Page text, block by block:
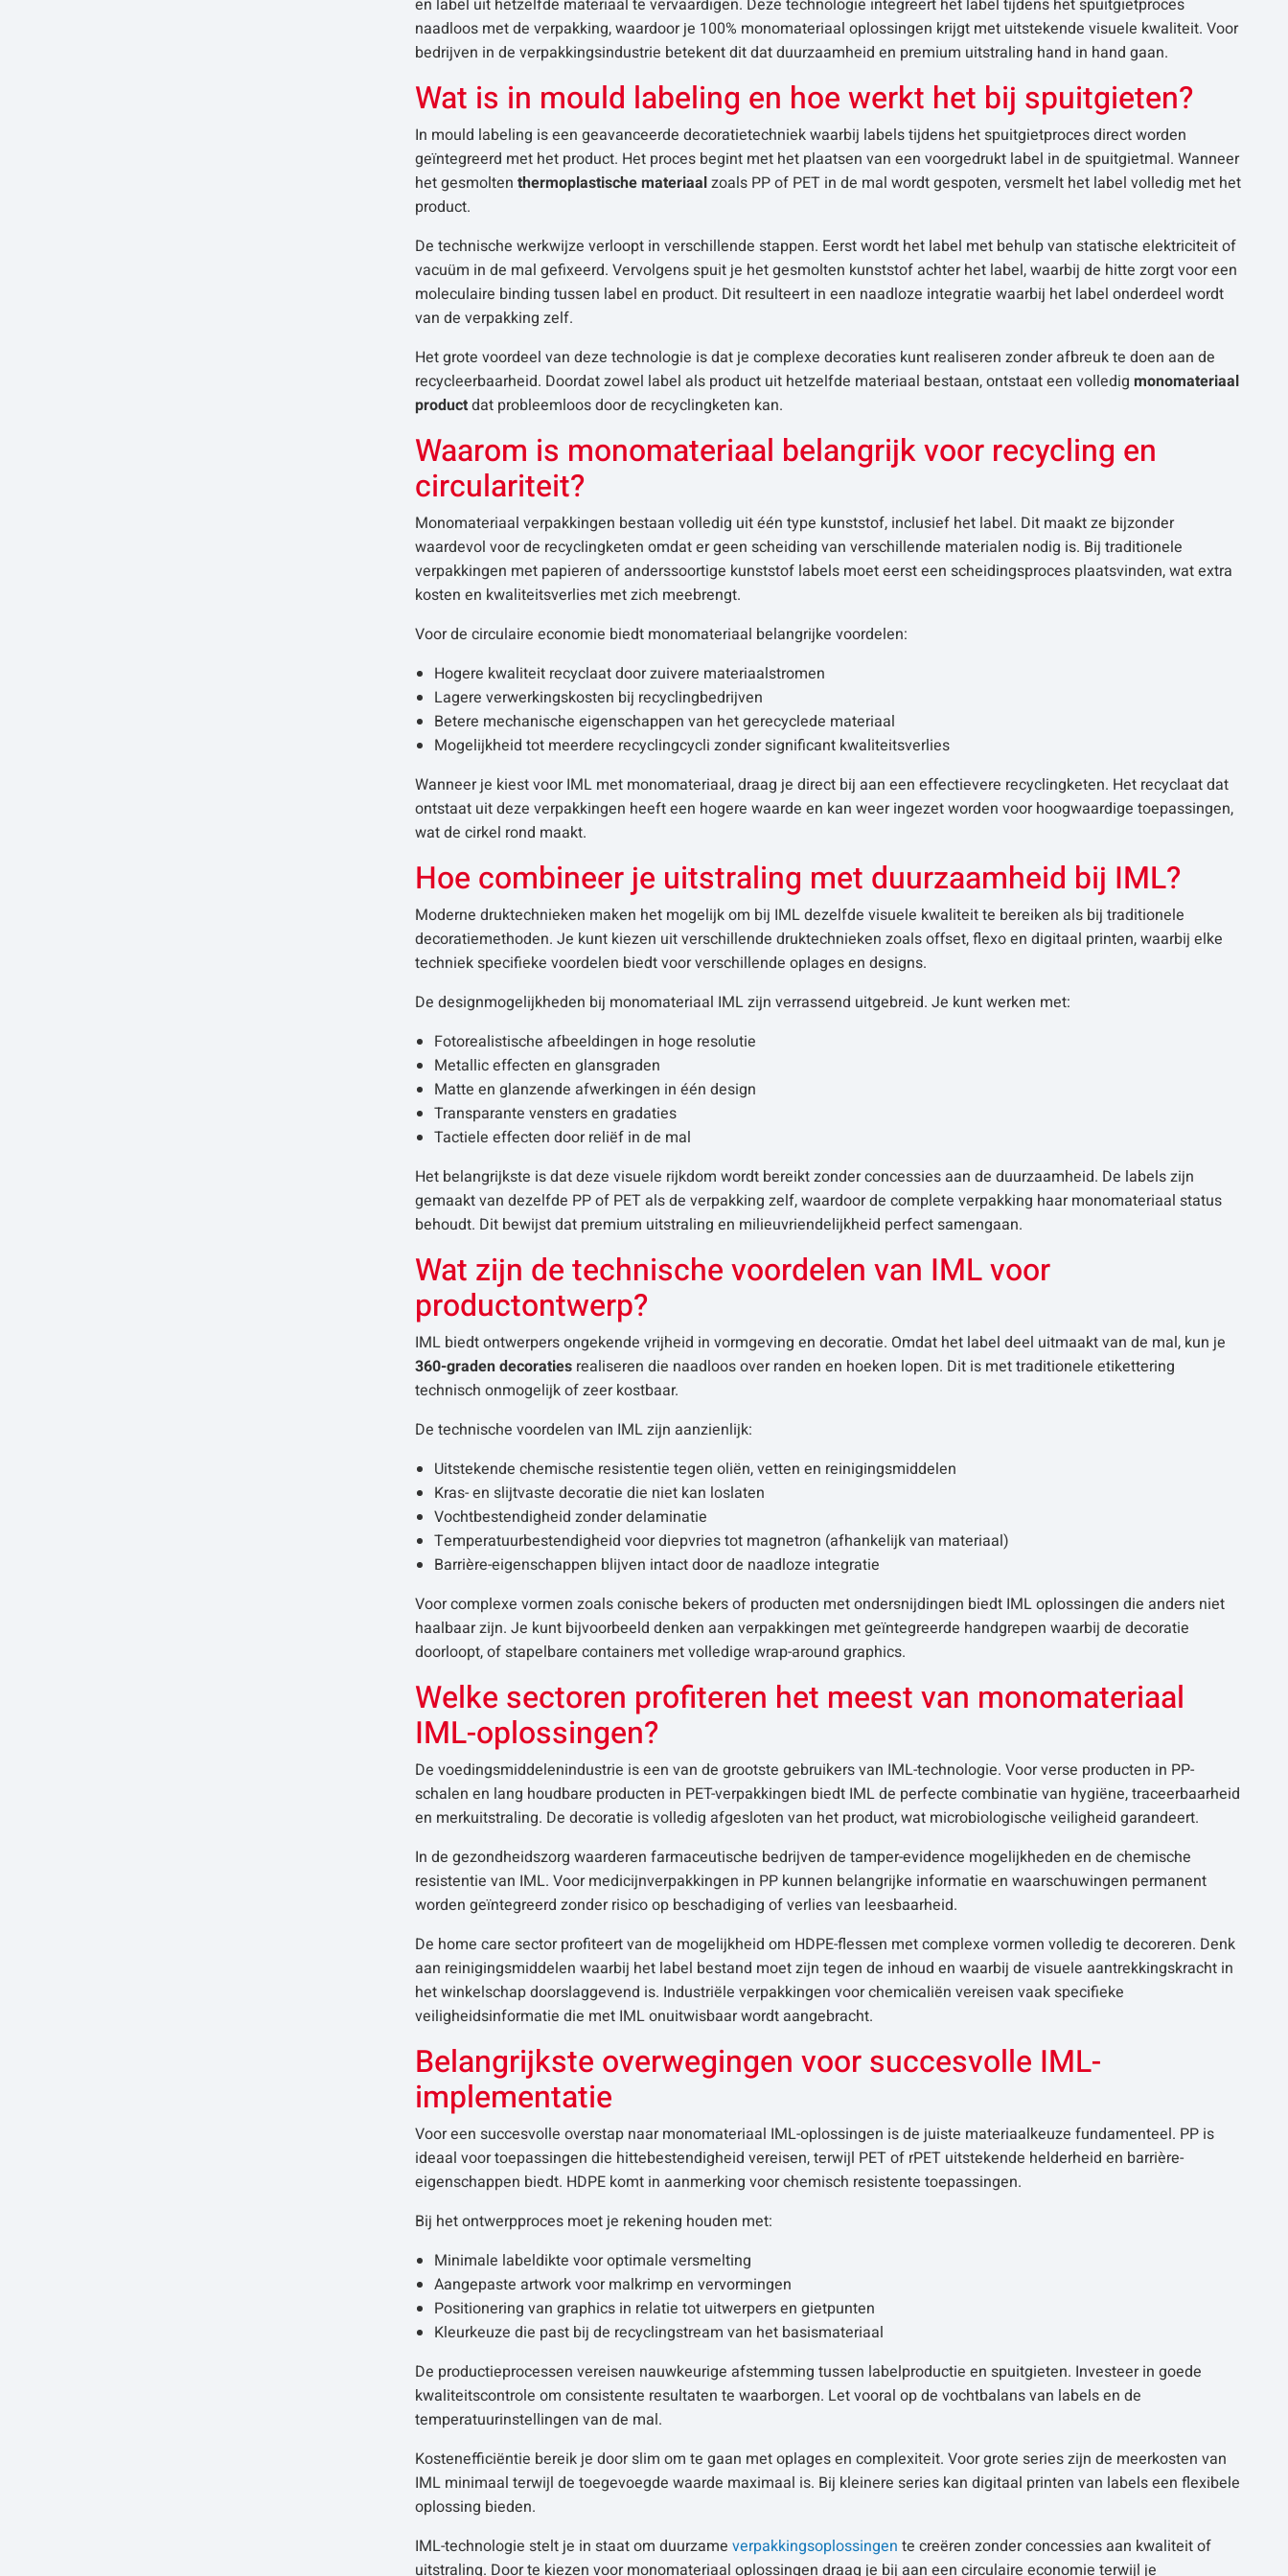
en label uit hetzelfde materiaal te vervaardigen. Deze technologie integreert het label tijdens het spuitgietproces
naadloos met de verpakking, waardoor je 100% monomateriaal oplossingen krijgt met uitstekende visuele kwaliteit. Voor
bedrijven in de verpakkingsindustrie betekent dit dat duurzaamheid en premium uitstraling hand in hand gaan.
Wat is in mould labeling en hoe werkt het bij spuitgieten?
In mould labeling is een geavanceerde decoratietechniek waarbij labels tijdens het spuitgietproces direct worden
geïntegreerd met het product. Het proces begint met het plaatsen van een voorgedrukt label in de spuitgietmal. Wanneer
het gesmoltenthermoplastische materiaalzoals PP of PET in de mal wordt gespoten, versmelt het label volledig met het
product.
De technische werkwijze verloopt in verschillende stappen. Eerst wordt het label met behulp van statische elektriciteit of
vacuüm in de mal gefixeerd. Vervolgens spuit je het gesmolten kunststof achter het label, waarbij de hitte zorgt voor een
moleculaire binding tussen label en product. Dit resulteert in een naadloze integratie waarbij het label onderdeel wordt
van de verpakking zelf.
Het grote voordeel van deze technologie is dat je complexe decoraties kunt realiseren zonder afbreuk te doen aan de
recycleerbaarheid. Doordat zowel label als product uit hetzelfde materiaal bestaan, ontstaat een volledigmonomateriaal
productdat probleemloos door de recyclingketen kan.
Waarom is monomateriaal belangrijk voor recycling en
circulariteit?
Monomateriaal verpakkingen bestaan volledig uit één type kunststof, inclusief het label. Dit maakt ze bijzonder
waardevol voor de recyclingketen omdat er geen scheiding van verschillende materialen nodig is. Bij traditionele
verpakkingen met papieren of anderssoortige kunststof labels moet eerst een scheidingsproces plaatsvinden, wat extra
kosten en kwaliteitsverlies met zich meebrengt.
Voor de circulaire economie biedt monomateriaal belangrijke voordelen:
Hogere kwaliteit recyclaat door zuivere materiaalstromen
Lagere verwerkingskosten bij recyclingbedrijven
Betere mechanische eigenschappen van het gerecyclede materiaal
Mogelijkheid tot meerdere recyclingcycli zonder significant kwaliteitsverlies
Wanneer je kiest voor IML met monomateriaal, draag je direct bij aan een effectievere recyclingketen. Het recyclaat dat
ontstaat uit deze verpakkingen heeft een hogere waarde en kan weer ingezet worden voor hoogwaardige toepassingen,
wat de cirkel rond maakt.
Hoe combineer je uitstraling met duurzaamheid bij IML?
Moderne druktechnieken maken het mogelijk om bij IML dezelfde visuele kwaliteit te bereiken als bij traditionele
decoratiemethoden. Je kunt kiezen uit verschillende druktechnieken zoals offset, flexo en digitaal printen, waarbij elke
techniek specifieke voordelen biedt voor verschillende oplages en designs.
De designmogelijkheden bij monomateriaal IML zijn verrassend uitgebreid. Je kunt werken met:
Fotorealistische afbeeldingen in hoge resolutie
Metallic effecten en glansgraden
Matte en glanzende afwerkingen in één design
Transparante vensters en gradaties
Tactiele effecten door reliëf in de mal
Het belangrijkste is dat deze visuele rijkdom wordt bereikt zonder concessies aan de duurzaamheid. De labels zijn
gemaakt van dezelfde PP of PET als de verpakking zelf, waardoor de complete verpakking haar monomateriaal status
behoudt. Dit bewijst dat premium uitstraling en milieuvriendelijkheid perfect samengaan.
Wat zijn de technische voordelen van IML voor
productontwerp?
IML biedt ontwerpers ongekende vrijheid in vormgeving en decoratie. Omdat het label deel uitmaakt van de mal, kun je
360-graden decoraties realiseren die naadloos over randen en hoeken lopen. Dit is met traditionele etikettering
technisch onmogelijk of zeer kostbaar.
De technische voordelen van IML zijn aanzienlijk:
Uitstekende chemische resistentie tegen oliën, vetten en reinigingsmiddelen
Kras- en slijtvaste decoratie die niet kan loslaten
Vochtbestendigheid zonder delaminatie
Temperatuurbestendigheid voor diepvries tot magnetron (afhankelijk van materiaal)
Barrière-eigenschappen blijven intact door de naadloze integratie
Voor complexe vormen zoals conische bekers of producten met ondersnijdingen biedt IML oplossingen die anders niet
haalbaar zijn. Je kunt bijvoorbeeld denken aan verpakkingen met geïntegreerde handgrepen waarbij de decoratie
doorloopt, of stapelbare containers met volledige wrap-around graphics.
Welke sectoren profiteren het meest van monomateriaal
IML-oplossingen?
De voedingsmiddelenindustrie is een van de grootste gebruikers van IML-technologie. Voor verse producten in PP-
schalen en lang houdbare producten in PET-verpakkingen biedt IML de perfecte combinatie van hygiëne, traceerbaarheid
en merkuitstraling. De decoratie is volledig afgesloten van het product, wat microbiologische veiligheid garandeert.
In de gezondheidszorg waarderen farmaceutische bedrijven de tamper-evidence mogelijkheden en de chemische
resistentie van IML. Voor medicijnverpakkingen in PP kunnen belangrijke informatie en waarschuwingen permanent
worden geïntegreerd zonder risico op beschadiging of verlies van leesbaarheid.
De home care sector profiteert van de mogelijkheid om HDPE-flessen met complexe vormen volledig te decoreren. Denk
aan reinigingsmiddelen waarbij het label bestand moet zijn tegen de inhoud en waarbij de visuele aantrekkingskracht in
het winkelschap doorslaggevend is. Industriële verpakkingen voor chemicaliën vereisen vaak specifieke
veiligheidsinformatie die met IML onuitwisbaar wordt aangebracht.
Belangrijkste overwegingen voor succesvolle IML-
implementatie
Voor een succesvolle overstap naar monomateriaal IML-oplossingen is de juiste materiaalkeuze fundamenteel. PP is
ideaal voor toepassingen die hittebestendigheid vereisen, terwijl PET of rPET uitstekende helderheid en barrière-
eigenschappen biedt. HDPE komt in aanmerking voor chemisch resistente toepassingen.
Bij het ontwerpproces moet je rekening houden met:
Minimale labeldikte voor optimale versmelting
Aangepaste artwork voor malkrimp en vervormingen
Positionering van graphics in relatie tot uitwerpers en gietpunten
Kleurkeuze die past bij de recyclingstream van het basismateriaal
De productieprocessen vereisen nauwkeurige afstemming tussen labelproductie en spuitgieten. Investeer in goede
kwaliteitscontrole om consistente resultaten te waarborgen. Let vooral op de vochtbalans van labels en de
temperatuurinstellingen van de mal.
Kostenefficiëntie bereik je door slim om te gaan met oplages en complexiteit. Voor grote series zijn de meerkosten van
IML minimaal terwijl de toegevoegde waarde maximaal is. Bij kleinere series kan digitaal printen van labels een flexibele
oplossing bieden.
IML-technologie stelt je in staat om duurzameverpakkingsoplossingen te creëren zonder concessies aan kwaliteit of
uitstraling. Door te kiezen voor monomateriaal oplossingen draag je bij aan een circulaire economie terwijl je